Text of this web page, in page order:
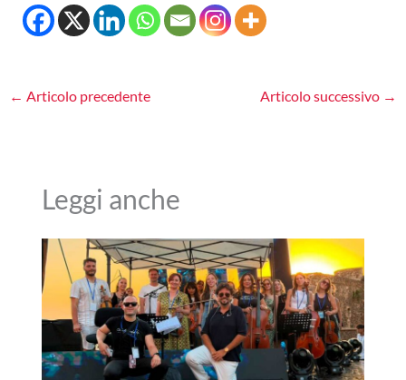
← Articolo precedente Articolo successivo →
Leggi anche